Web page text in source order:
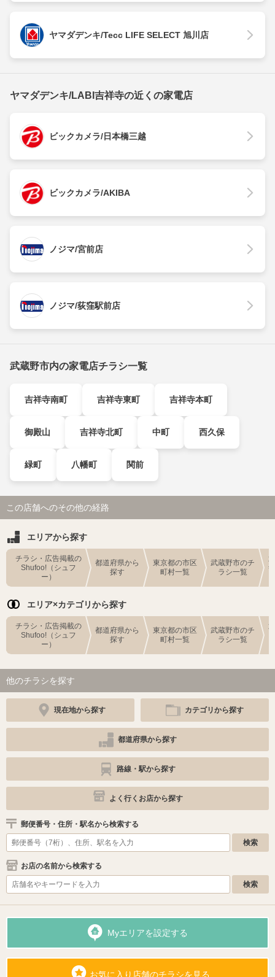
ヤマダデンキ/Tecc LIFE SELECT 旭川店
ヤマダデンキ/LABI吉祥寺の近くの家電店
ビックカメラ/日本橋三越
ビックカメラ/AKIBA
ノジマ/宮前店
ノジマ/荻窪駅前店
武蔵野市内の家電店チラシ一覧
吉祥寺南町 吉祥寺東町 吉祥寺本町
御殿山 吉祥寺北町 中町 西久保
緑町 八幡町 関前
この店舗へのその他の経路
エリアから探す
チラシ・広告掲載の
Shufoo!（シュフ
ー）
都道府県から
探す
東京都の市区
町村一覧
武蔵野市のチ
ラシ一覧
エリア×カテゴリから探す
チラシ・広告掲載の
Shufoo!（シュフ
ー）
都道府県から
探す
東京都の市区
町村一覧
武蔵野市のチ
ラシ一覧
他のチラシを探す
現在地から探す カテゴリから探す
都道府県から探す
路線・駅から探す
よく行くお店から探す
郵便番号・住所・駅名から検索する
お店の名前から検索する
Myエリアを設定する
お気に入り店舗のチラシを見る